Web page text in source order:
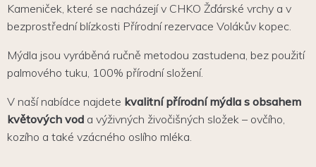
Kameniček, které se nacházejí v CHKO Žďárské vrchy a v
bezprostřední blízkosti Přírodní rezervace Volákův kopec.
Mýdla jsou vyráběná ručně metodou zastudena, bez použití
palmového tuku, 100% přírodní složení.
V naší nabídce najdete kvalitní přírodní mýdla s obsahem
květových vod a výživných živočišných složek – ovčího,
kozího a také vzácného oslího mléka.